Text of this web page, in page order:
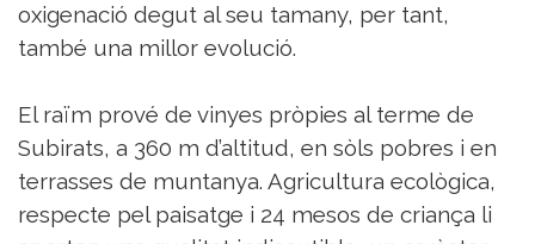
oxigenació degut al seu tamany, per tant,
també una millor evolució.
El raïm prové de vinyes pròpies al terme de
Subirats, a 360 m d’altitud, en sòls pobres i en
terrasses de muntanya. Agricultura ecològica,
respecte pel paisatge i 24 mesos de criança li